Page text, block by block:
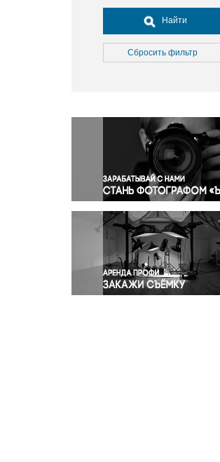
Досуг, туризм и отдых
Культура
Медицина
Окружающая среда
Политика
Правосудие
Происшествия и
Религия
Светская жизнь
Спорт
Экология
Экономика и бизнес
Найти
Сбросить фильтр